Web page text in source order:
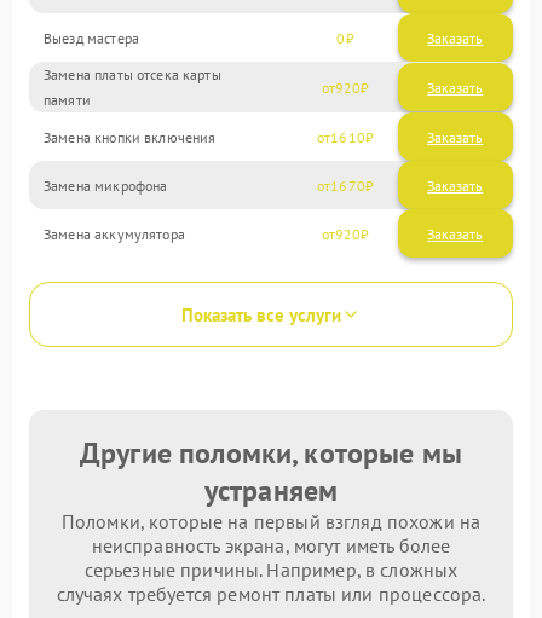
Выезд мастера 0 Заказать
Замена платы отсека карты
памяти
920
Замена кнопки включения 1610
Замена микрофона 1670
Замена аккумулятора 920
Показать все услуги
Другие поломки, которые мы
устраняем
Поломки, которые на первый взгляд похожи на
неисправность экрана, могут иметь более
серьезные причины. Например, в сложных
случаях требуется ремонт платы или процессора.